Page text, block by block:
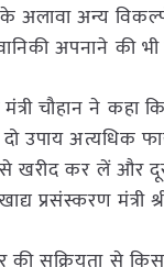
अलावा अन्य
अपनाने की
चौहान ने
दो उपाय
खरीद कर लें और
प्रसंस्करण